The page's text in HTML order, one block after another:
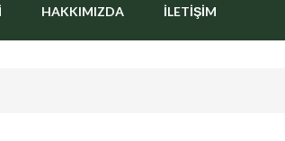
HAKKIMIZDA İLETIŞIM